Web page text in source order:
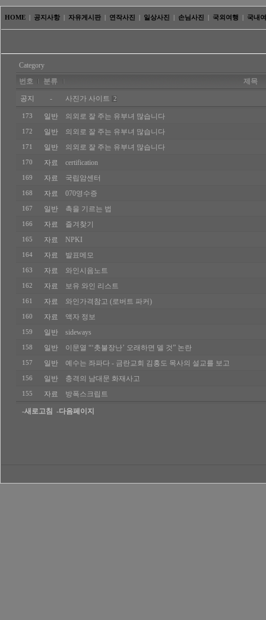
HOME 공지사항 자유게시판 연작사진 일상사진 손님사진 국외여행 국내
Category
번호
분류 제목
공지 - 사진가 사이트 2
173 일반 의외로 잘 주는 유부녀 많습니다
172 일반 의외로 잘 주는 유부녀 많습니다
171 일반 의외로 잘 주는 유부녀 많습니다
170 자료 certification
169 자료 국립암센터
168 자료 070영수증
167 일반 촉을 기르는 법
166 자료 즐겨찾기
165 자료 NPKI
164 자료 발표메모
163 자료 와인시음노트
162 자료 보유 와인 리스트
161 자료 와인가격참고 (로버트 파커)
160 자료 액자 정보
159 일반 sideways
158 일반 이문열 “‘촛불장난’ 오래하면 델 것” 논란
157 일반 예수는 좌파다 - 금란교회 김홍도 목사의 설교를 보고
156 일반 충격의 남대문 화재사고
155 자료 방폭스크립트
-새로고침 -다음페이지